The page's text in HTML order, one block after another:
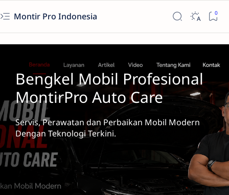
Montir Pro Indonesia
Bengkel Mobil Profesional
MontirPro Auto Care
Servis, Perawatan dan Perbaikan Mobil Modern
Dengan Teknologi Terkini.